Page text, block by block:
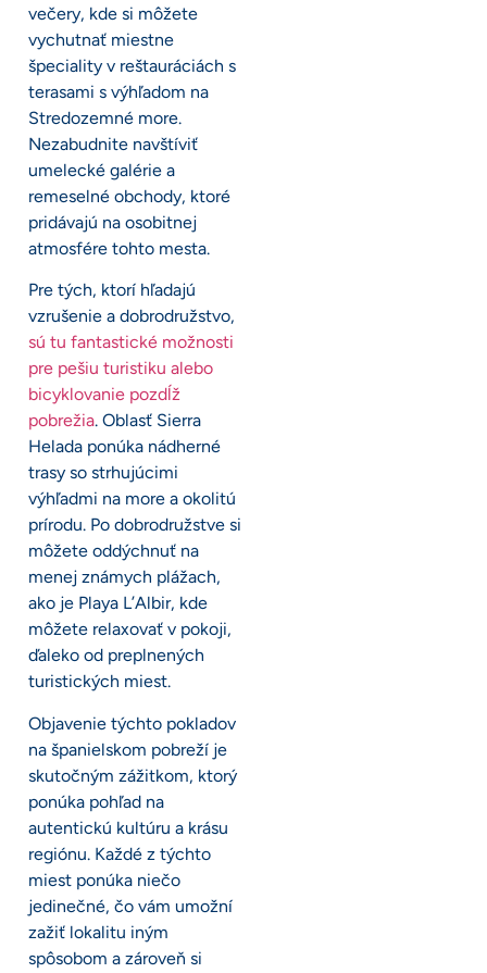
večery, kde si môžete
vychutnať miestne
špeciality v reštauráciách s
terasami s výhľadom na
Stredozemné more.
Nezabudnite navštíviť
umelecké galérie a
remeselné obchody, ktoré
pridávajú na osobitnej
atmosfére tohto mesta.
Pre tých, ktorí hľadajú
vzrušenie a dobrodružstvo,
sú tu fantastické možnosti
pre pešiu turistiku alebo
bicyklovanie pozdĺž
pobrežia. Oblasť Sierra
Helada ponúka nádherné
trasy so strhujúcimi
výhľadmi na more a okolitú
prírodu. Po dobrodružstve si
môžete oddýchnuť na
menej známych plážach,
ako je Playa L’Albir, kde
môžete relaxovať v pokoji,
ďaleko od preplnených
turistických miest.
Objavenie týchto pokladov
na španielskom pobreží je
skutočným zážitkom, ktorý
ponúka pohľad na
autentickú kultúru a krásu
regiónu. Každé z týchto
miest ponúka niečo
jedinečné, čo vám umožní
zažiť lokalitu iným
spôsobom a zároveň si